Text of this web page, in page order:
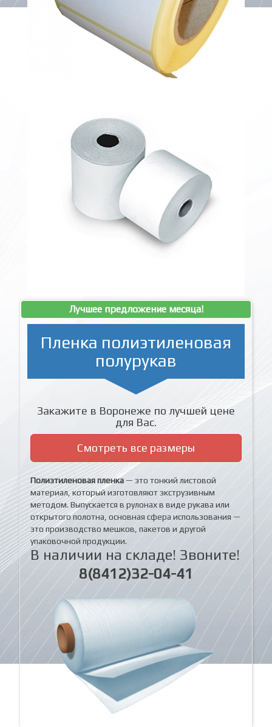
Лучшее предложение месяца!
Пленка полиэтиленовая
полурукав
Закажите в Воронеже по лучшей цене
для Вас.
Смотреть все размеры
Полиэтиленовая пленка — это тонкий листовой
материал, который изготовляют экструзивным
методом. Выпускается в рулонах в виде рукава или
открытого полотна, основная сфера использования —
это производство мешков, пакетов и другой
упаковочной продукции.
В наличии на складе! Звоните!
8(8412)32-04-41